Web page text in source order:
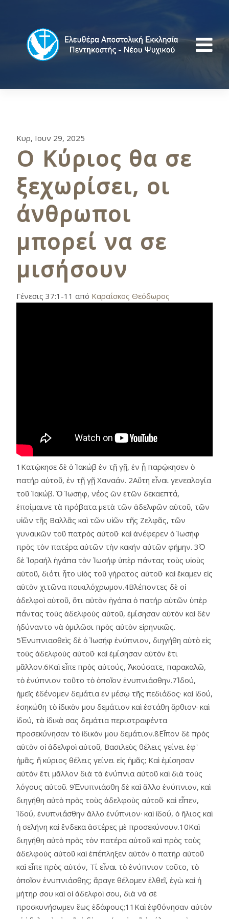
Κυρ, Ιουν 29, 2025
Ο Κύριος θα σε
ξεχωρίσει, οι
άνθρωποι
μπορεί να σε
μισήσουν
Γένεσις 37:1-11 από Καραΐσκος Θεόδωρος
1Κατῴκησε δὲ ὁ Ἰακώβ ἐν τῇ γῇ, ἐν ᾗ παρῴκησεν ὁ
πατήρ αὐτοῦ, ἐν τῇ γῇ Χαναάν. 2Αὕτη εἶναι γενεαλογία
τοῦ Ἰακώβ. Ὁ Ἰωσήφ, νέος ὤν ἐτῶν δεκαεπτά,
ἐποίμαινε τὰ πρόβατα μετὰ τῶν ἀδελφῶν αὑτοῦ, τῶν
υἱῶν τῆς Βαλλᾶς καὶ τῶν υἱῶν τῆς Ζελφᾶς, τῶν
γυναικῶν τοῦ πατρὸς αὑτοῦ· καὶ ἀνέφερεν ὁ Ἰωσήφ
πρὸς τὸν πατέρα αὐτῶν τὴν κακήν αὐτῶν φήμην. 3Ὁ
δὲ Ἰσραήλ ἠγάπα τὸν Ἰωσήφ ὑπὲρ πάντας τοὺς υἱοὺς
αὑτοῦ, διότι ἦτο υἱὸς τοῦ γήρατος αὑτοῦ· καὶ ἔκαμεν εἰς
αὐτὸν χιτῶνα ποικιλόχρωμον.4Βλέποντες δὲ οἱ
ἀδελφοὶ αὐτοῦ, ὅτι αὐτὸν ἠγάπα ὁ πατήρ αὐτῶν ὑπὲρ
πάντας τοὺς ἀδελφοὺς αὐτοῦ, ἐμίσησαν αὐτὸν καὶ δὲν
ἠδύναντο νὰ ὁμιλῶσι πρὸς αὐτὸν εἰρηνικῶς.
5Ἐνυπνιασθεὶς δὲ ὁ Ἰωσήφ ἐνύπνιον, διηγήθη αὐτὸ εἰς
τοὺς ἀδελφοὺς αὑτοῦ· καὶ ἐμίσησαν αὐτὸν ἔτι
μᾶλλον.6Καὶ εἶπε πρὸς αὐτούς, Ἀκούσατε, παρακαλῶ,
τὸ ἐνύπνιον τοῦτο τὸ ὁποῖον ἐνυπνιάσθην.7Ἰδού,
ἡμεῖς ἐδένομεν δεμάτια ἐν μέσῳ τῆς πεδιάδος· καὶ ἰδού,
ἐσηκώθη τὸ ἰδικὸν μου δεμάτιον καὶ ἐστάθη ὄρθιον· καὶ
ἰδού, τὰ ἰδικὰ σας δεμάτια περιστραφέντα
προσεκύνησαν τὸ ἰδικὸν μου δεμάτιον.8Εἶπον δὲ πρὸς
αὐτὸν οἱ ἀδελφοὶ αὐτοῦ, Βασιλεὺς θέλεις γείνει ἐφ᾿
ἡμᾶς; ἤ κύριος θέλεις γείνει εἰς ἡμᾶς; Καὶ ἐμίσησαν
αὐτὸν ἔτι μᾶλλον διὰ τὰ ἐνύπνια αὐτοῦ καὶ διὰ τοὺς
λόγους αὐτοῦ. 9Ἐνυπνιάσθη δὲ καὶ ἄλλο ἐνύπνιον, καὶ
διηγήθη αὐτὸ πρὸς τοὺς ἀδελφοὺς αὑτοῦ· καὶ εἶπεν,
Ἰδού, ἐνυπνιάσθην ἄλλο ἐνύπνιον· καὶ ἰδού, ὁ ἥλιος καὶ
ἡ σελήνη καὶ ἕνδεκα ἀστέρες μὲ προσεκύνουν.10Καὶ
διηγήθη αὐτὸ πρὸς τὸν πατέρα αὑτοῦ καὶ πρὸς τοὺς
ἀδελφοὺς αὐτοῦ καὶ ἐπέπληξεν αὐτὸν ὁ πατήρ αὐτοῦ
καὶ εἶπε πρὸς αὐτόν, Τί εἶναι τὸ ἐνύπνιον τοῦτο, τὸ
ὁποῖον ἐνυπνιάσθης; ἄραγε θέλομεν ἐλθεῖ, ἐγὼ καὶ ἡ
μήτηρ σου καὶ οἱ ἀδελφοὶ σου, διὰ νὰ σὲ
προσκυνήσωμεν ἕως ἐδάφους;11Καὶ ἐφθόνησαν αὐτὸν